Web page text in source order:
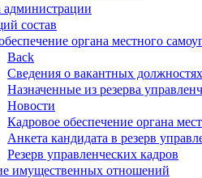
администрации
состав
органа местного
Back
Сведения о вакантных
Назначенные из резерва
Новости
Кадровое обеспечение органа
Анкета кандидата в резерв
Резерв управленческих кадров
имущественных отношений